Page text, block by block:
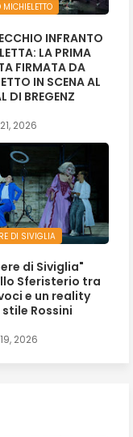
INFRANTO
LA PRIMA
FIRMATA DA
IN SCENA AL
DI BREGENZ
2026
DI SIVIGLIA
di Siviglia"
Sferisterio tra
e un reality
Rossini
2026